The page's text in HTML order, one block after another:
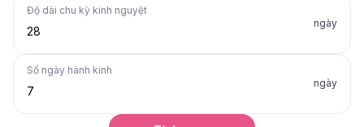
Độ dài chu kỳ kinh nguyệt
ngày
Số ngày hành kinh
ngày